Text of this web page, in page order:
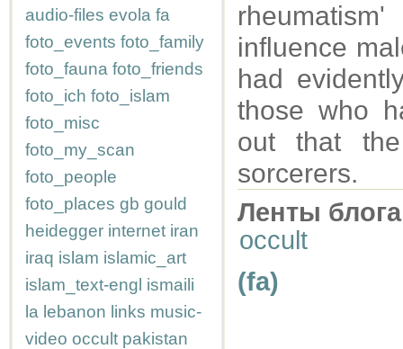
audio-files evola fa
foto_events foto_family
foto_fauna foto_friends
foto_ich foto_islam
foto_misc
foto_my_scan
foto_people
foto_places gb gould
heidegger internet iran
iraq islam islamic_art
islam_text-engl ismaili
la lebanon links music-
video occult pakistan
influence
had
those who
out that
sorcerers.
Ленты
occult
(fa)